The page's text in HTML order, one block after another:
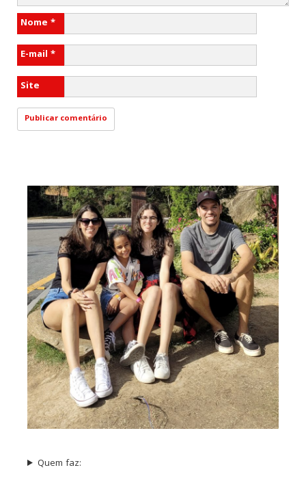
Nome *
E-mail *
Site
Quem faz: